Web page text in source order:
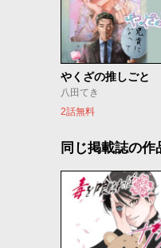
やくざの推しごと
八田てき
2話無料
同じ掲載誌の作